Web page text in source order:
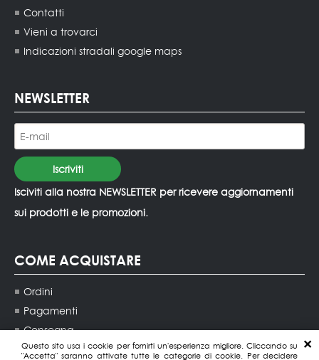
Questo sito usa i cookie per fornirti un'esperienza migliore. Cliccando su
"Accetta" saranno attivate tutte le categorie di cookie. Per decidere
Contatti
Vieni a trovarci
Indicazioni stradali google maps
NEWSLETTER
Isciviti alla nostra NEWSLETTER per ricevere aggiornamenti
sui prodotti e le promozioni.
COME ACQUISTARE
Ordini
Pagamenti
Consegna
Contatti agenti di vendita